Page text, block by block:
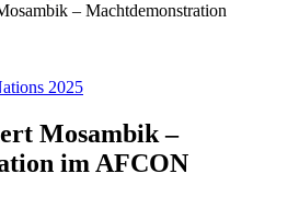
– Machtdemonstration
2025
Mosambik –
im AFCON